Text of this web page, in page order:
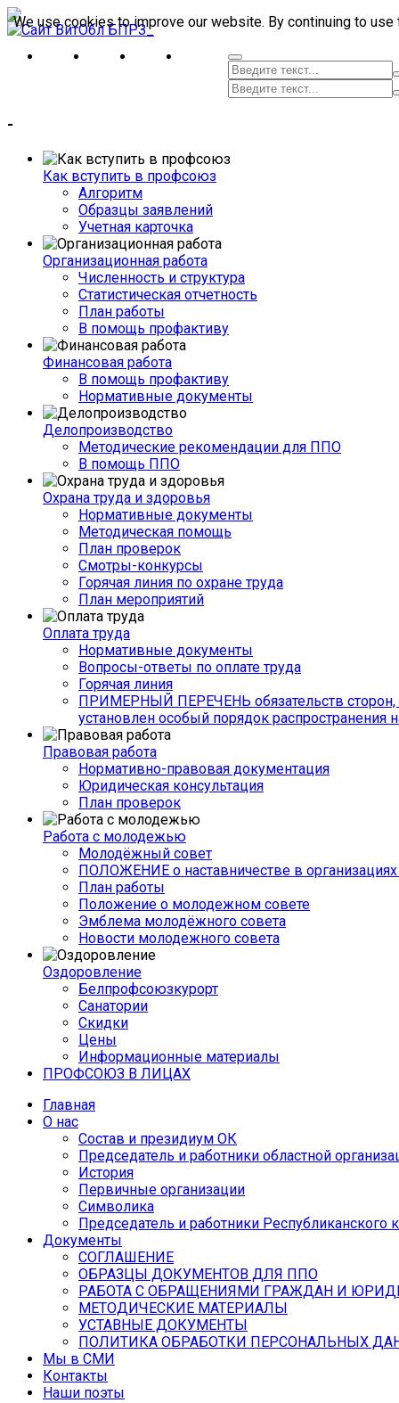
-
Как вступить в профсоюз
Алгоритм
Образцы заявлений
Учетная карточка
Организационная работа
Численность и структура
Статистическая отчетность
План работы
В помощь профактиву
Финансовая работа
В помощь профактиву
Нормативные документы
Делопроизводство
Методические рекомендации для ППО
В помощь ППО
Охрана труда и здоровья
Нормативные документы
Методическая помощь
План проверок
Смотры-конкурсы
Горячая линия по охране труда
План мероприятий
Оплата труда
Нормативные документы
Вопросы-ответы по оплате труда
Горячая линия
ПРИМЕРНЫЙ ПЕРЕЧЕНЬ обязательств
установлен особый порядок распространения
Правовая работа
Нормативно-правовая документация
Юридическая консультация
План проверок
Работа с молодежью
Молодёжный совет
ПОЛОЖЕНИЕ о наставничестве в организациях
План работы
Положение о молодежном совете
Эмблема молодёжного совета
Новости молодежного совета
Оздоровление
Белпрофсоюзкурорт
Санатории
Скидки
Цены
Информационные материалы
ПРОФСОЮЗ В ЛИЦАХ
Главная
О нас
Состав и президиум ОК
Председатель и работники областной
История
Первичные организации
Символика
Председатель и работники Республиканского
Документы
СОГЛАШЕНИЕ
ОБРАЗЦЫ ДОКУМЕНТОВ ДЛЯ ППО
РАБОТА С ОБРАЩЕНИЯМИ ГРАЖДАН И
МЕТОДИЧЕСКИЕ МАТЕРИАЛЫ
УСТАВНЫЕ ДОКУМЕНТЫ
ПОЛИТИКА ОБРАБОТКИ ПЕРСОНАЛЬНЫХ
Мы в СМИ
Контакты
Наши поэты
We use cookies to improve our website. By continuing to